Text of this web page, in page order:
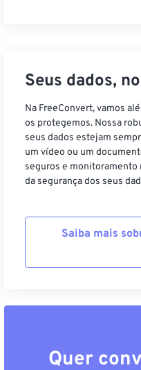
Seus dados,
Na FreeConvert, vamos
os protegemos. Nossa
seus dados estejam
um vídeo ou um
seguros e monitoramento
da segurança dos seus
Saiba mais
Quer